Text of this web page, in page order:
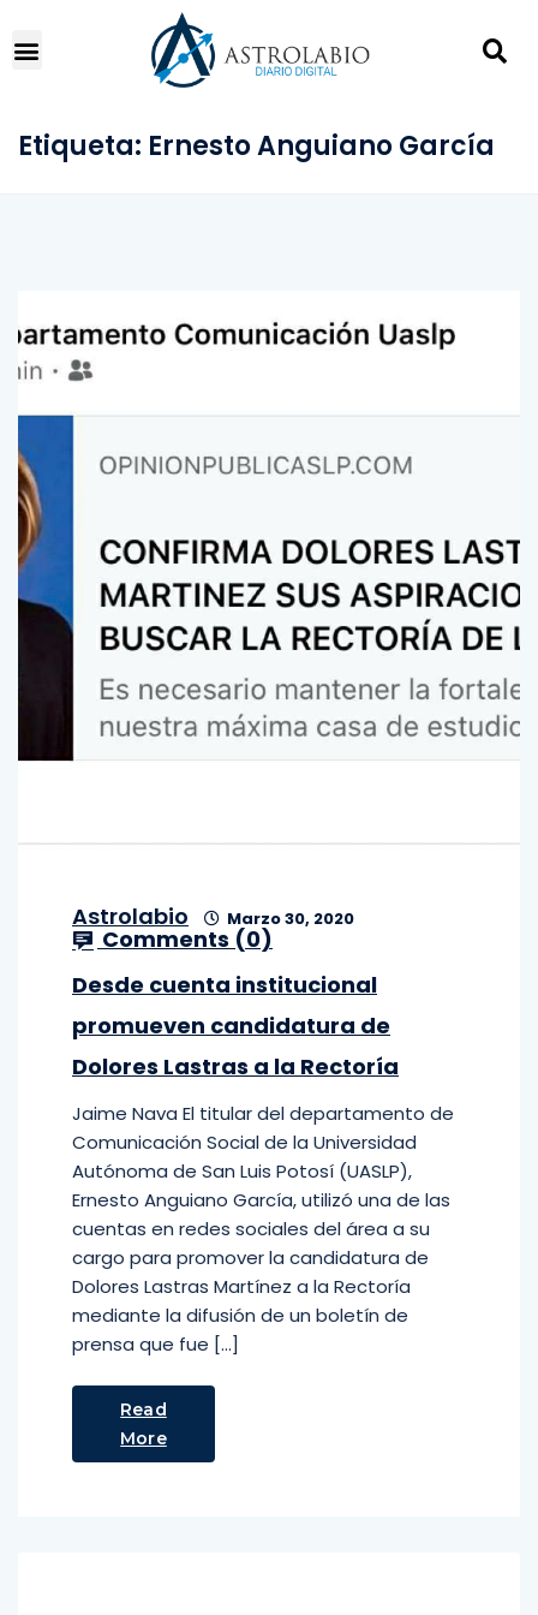
Etiqueta: Ernesto Anguiano García
Astrolabio Marzo 30, 2020
Comments (0)
Desde cuenta institucional
promueven candidatura de
Dolores Lastras a la Rectoría
Jaime Nava El titular del departamento de
Comunicación Social de la Universidad
Autónoma de San Luis Potosí (UASLP),
Ernesto Anguiano García, utilizó una de las
cuentas en redes sociales del área a su
cargo para promover la candidatura de
Dolores Lastras Martínez a la Rectoría
mediante la difusión de un boletín de
prensa que fue […]
Read
More